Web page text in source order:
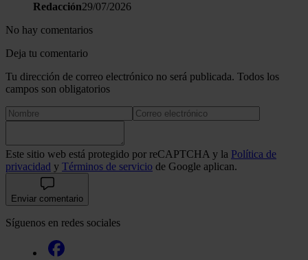
Redacción29/07/2026
No hay comentarios
Deja tu comentario
Tu dirección de correo electrónico no será publicada. Todos los
campos son obligatorios
Este sitio web está protegido por reCAPTCHA y la Política de
privacidad y Términos de servicio de Google aplican.
Enviar comentario
Síguenos en redes sociales